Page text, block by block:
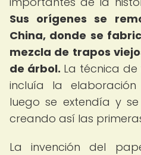
Sus orígenes se
China, donde se
mezcla de trapos
de árbol. La técnica
incluía la
luego se extendía y
creando así las
La invención del